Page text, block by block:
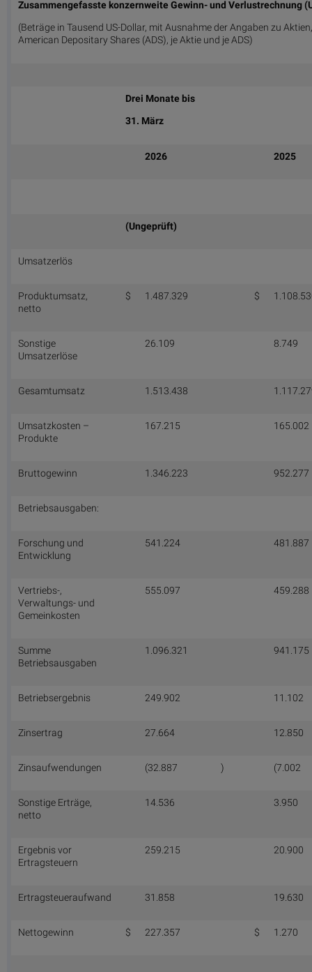
Zusammengefasste konzernweite Gewinn- und Verlustrechnung
(Beträge in Tausend US-Dollar, mit Ausnahme der Angaben zu Aktien,
American Depositary Shares (ADS), je Aktie und je ADS)
Drei Monate bis
31. März
2026 2025
(Ungeprüft)
Umsatzerlös
Produktumsatz,
netto
$ 1.487.329 $
Sonstige
Umsatzerlöse
26.109 8.749
Gesamtumsatz 1.513.438
Umsatzkosten –
Produkte
167.215 165.002
Bruttogewinn 1.346.223 952.277
Betriebsausgaben:
Forschung und
Entwicklung
541.224 481.887
Vertriebs-,
Verwaltungs- und
Gemeinkosten
555.097 459.288
Summe
Betriebsausgaben
1.096.321 941.175
Betriebsergebnis 249.902 11.102
Zinsertrag 27.664 12.850
Zinsaufwendungen (32.887 ) (7.002
Sonstige Erträge,
netto
14.536 3.950
Ergebnis vor
Ertragsteuern
259.215 20.900
Ertragsteueraufwand 31.858 19.630
Nettogewinn $ 227.357 $ 1.270